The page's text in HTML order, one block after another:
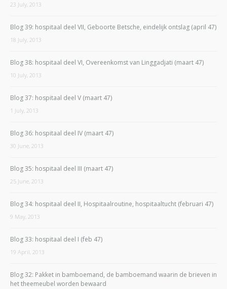
23 July, 2013
Blog 39: hospitaal deel VII, Geboorte Betsche, eindelijk ontslag (april 47)
18 July, 2013
Blog 38: hospitaal deel VI, Overeenkomst van Linggadjati (maart 47)
10 July, 2013
Blog 37: hospitaal deel V (maart 47)
1 July, 2013
Blog 36: hospitaal deel IV (maart 47)
30 June, 2013
Blog 35: hospitaal deel III (maart 47)
25 June, 2013
Blog 34: hospitaal deel II, Hospitaalroutine, hospitaaltucht (februari 47)
9 May, 2013
Blog 33: hospitaal deel I (feb 47)
19 April, 2013
Blog 32: Pakket in bamboemand, de bamboemand waarin de brieven in
het theemeubel worden bewaard